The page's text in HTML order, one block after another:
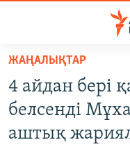
Skip
main
content
to
ЖАҢАЛЫҚТАР
САЯСАТ
ЖАҢАЛЫҚТАР
4 айдан бері
белсенді
аштық